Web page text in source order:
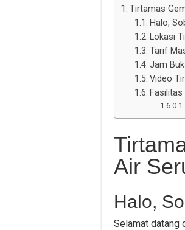
Tirtamas
Halo,
Lokasi
Tarif
Jam
Video
Air
Halo,
Selamat datang